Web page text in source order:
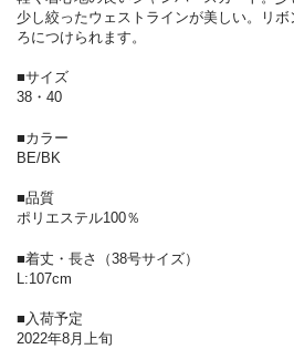
少し絞ったウェストラインが美しい。リ
ろにつけられます。
■サイズ
38・40
■カラー
BE/BK
■品質
ポリエステル100％
■着丈・長さ（38号サイズ）
L:107cm
■入荷予定
2022年8月上旬